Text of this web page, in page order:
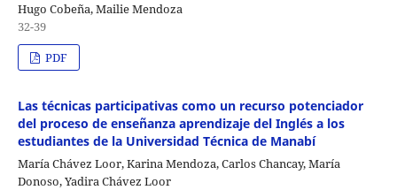
Hugo Cobeña, Mailie Mendoza
32-39
PDF
Las técnicas participativas como un recurso potenciador
del proceso de enseñanza aprendizaje del Inglés a los
estudiantes de la Universidad Técnica de Manabí
María Chávez Loor, Karina Mendoza, Carlos Chancay, María
Donoso, Yadira Chávez Loor